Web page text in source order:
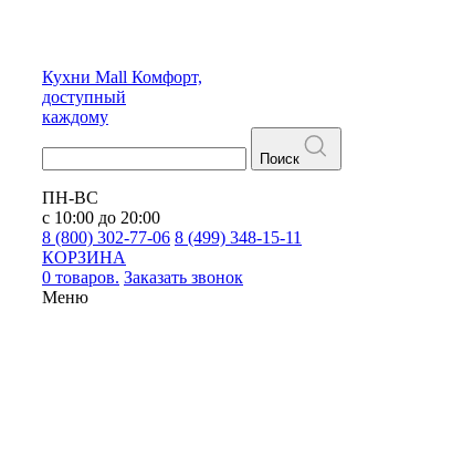
Кухни Mall Комфорт,
доступный
каждому
Поиск
ПН-ВС
с 10:00 до 20:00
8 (800) 302-77-06 8 (499) 348-15-11
КОРЗИНА
0 товаров. Заказать звонок
Меню